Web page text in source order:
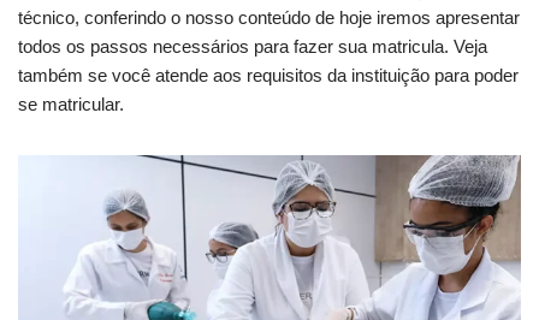
técnico, conferindo o nosso conteúdo de hoje iremos apresentar
todos os passos necessários para fazer sua matricula. Veja
também se você atende aos requisitos da instituição para poder
se matricular.